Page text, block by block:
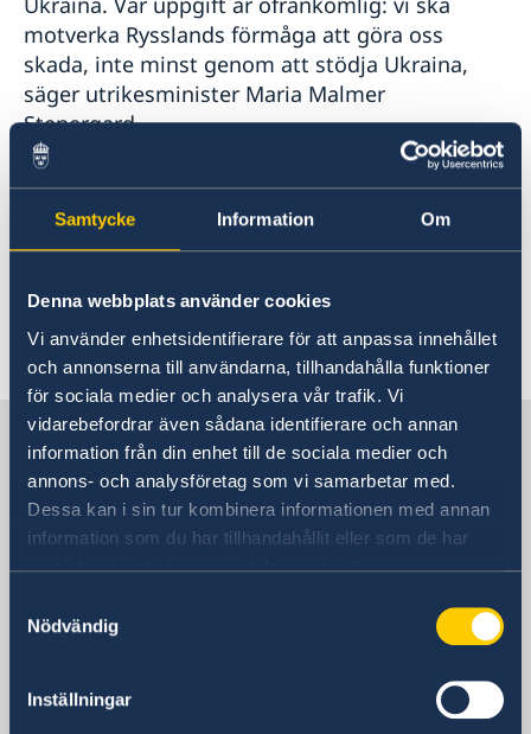
Samtycke Information Om
Denna webbplats använder cookies
Vi använder enhetsidentifierare för att anpassa innehållet
och annonserna till användarna, tillhandahålla funktioner
för sociala medier och analysera vår trafik. Vi
vidarebefordrar även sådana identifierare och annan
information från din enhet till de sociala medier och
annons- och analysföretag som vi samarbetar med.
Dessa kan i sin tur kombinera informationen med annan
information som du har tillhandahållit eller som de har
samlat in när du har använt deras tjänster.
Nödvändig
Inställningar
motverka Rysslands förmåga att göra oss
skada, inte minst genom att stödja Ukraina,
säger utrikesminister Maria Malmer
Stenergard.
Läs hela utrikesdeklarationen på regeringen.se
Läs pressmeddelandet på regeringen.se
Senast uppdaterad 12 feb. 2025, 17.26
Sverige i Kina
Sveriges generalkonsulat i Shanghai
Besöksadress
381 Huaihai Road (Middle)
Metro: South Huangpi Road (utgång 1)
Postadress